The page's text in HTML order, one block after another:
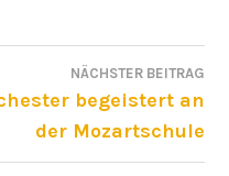
NÄCHSTER BEITRAG
begeistert an
der Mozartschule